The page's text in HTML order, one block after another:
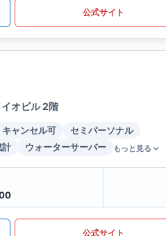
公式サイト
オビル 2階
キャンセル可
セミパーソナル
計 ウォーターサーバー もっと見る
公式サイト